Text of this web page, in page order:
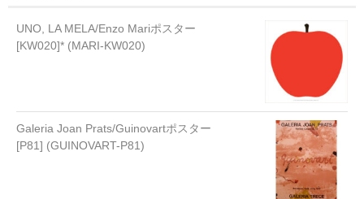
UNO, LA MELA/Enzo Mariポスター
[KW020]* (MARI-KW020)
Galeria Joan Prats/Guinovartポスター
[P81] (GUINOVART-P81)